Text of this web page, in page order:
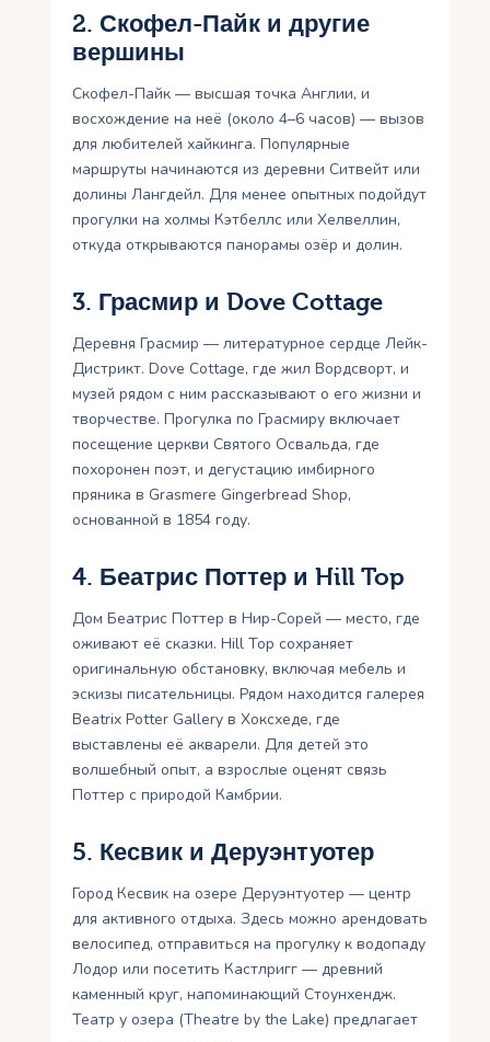
2. Скофел-Пайк и другие
вершины
Скофел-Пайк — высшая точка Англии, и
восхождение на неё (около 4–6 часов) — вызов
для любителей хайкинга. Популярные
маршруты начинаются из деревни Ситвейт или
долины Лангдейл. Для менее опытных подойдут
прогулки на холмы Кэтбеллс или Хелвеллин,
откуда открываются панорамы озёр и долин.
3. Грасмир и Dove Cottage
Деревня Грасмир — литературное сердце Лейк-
Дистрикт. Dove Cottage, где жил Вордсворт, и
музей рядом с ним рассказывают о его жизни и
творчестве. Прогулка по Грасмиру включает
посещение церкви Святого Освальда, где
похоронен поэт, и дегустацию имбирного
пряника в Grasmere Gingerbread Shop,
основанной в 1854 году.
4. Беатрис Поттер и Hill Top
Дом Беатрис Поттер в Нир-Сорей — место, где
оживают её сказки. Hill Top сохраняет
оригинальную обстановку, включая мебель и
эскизы писательницы. Рядом находится галерея
Beatrix Potter Gallery в Хоксхеде, где
выставлены её акварели. Для детей это
волшебный опыт, а взрослые оценят связь
Поттер с природой Камбрии.
5. Кесвик и Деруэнтуотер
Город Кесвик на озере Деруэнтуотер — центр
для активного отдыха. Здесь можно арендовать
велосипед, отправиться на прогулку к водопаду
Лодор или посетить Кастлригг — древний
каменный круг, напоминающий Стоунхендж.
Театр у озера (Theatre by the Lake) предлагает